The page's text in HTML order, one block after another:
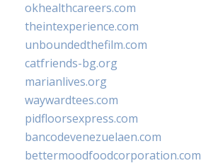
okhealthcareers.com
theintexperience.com
unboundedthefilm.com
catfriends-bg.org
marianlives.org
waywardtees.com
pidfloorsexpress.com
bancodevenezuelaen.com
bettermoodfoodcorporation.com